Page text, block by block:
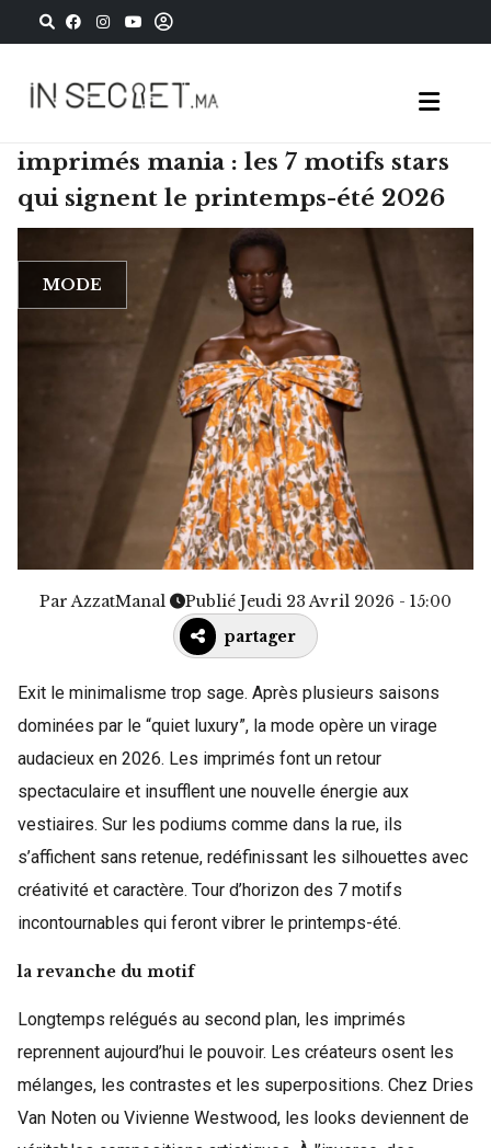
imprimés mania : les 7 motifs stars
qui signent le printemps-été 2026
MODE
ParAzzatManal
Publié Jeudi 23 Avril 2026 - 15:00
partager
Exit le minimalisme trop sage. Après plusieurs saisons
dominées par le “quiet luxury”, la mode opère un virage
audacieux en 2026. Les imprimés font un retour
spectaculaire et insufflent une nouvelle énergie aux
vestiaires. Sur les podiums comme dans la rue, ils
s’affichent sans retenue, redéfinissant les silhouettes avec
créativité et caractère. Tour d’horizon des 7 motifs
incontournables qui feront vibrer le printemps-été.
la revanche du motif
Longtemps relégués au second plan, les imprimés
reprennent aujourd’hui le pouvoir. Les créateurs osent les
mélanges, les contrastes et les superpositions. Chez Dries
Van Noten ou Vivienne Westwood, les looks deviennent de